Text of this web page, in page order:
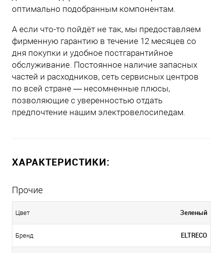
оптимально подобранным компонентам.
А если что-то пойдёт не так, мы предоставляем
фирменную гарантию в течение 12 месяцев со
дня покупки и удобное постгарантийное
обслуживание. Постоянное наличие запасных
частей и расходников, сеть сервисных центров
по всей стране — несомненные плюсы,
позволяющие с уверенностью отдать
предпочтение нашим электровелосипедам.
ХАРАКТЕРИСТИКИ:
Прочие
Цвет Зеленый
Бренд ELTRECO